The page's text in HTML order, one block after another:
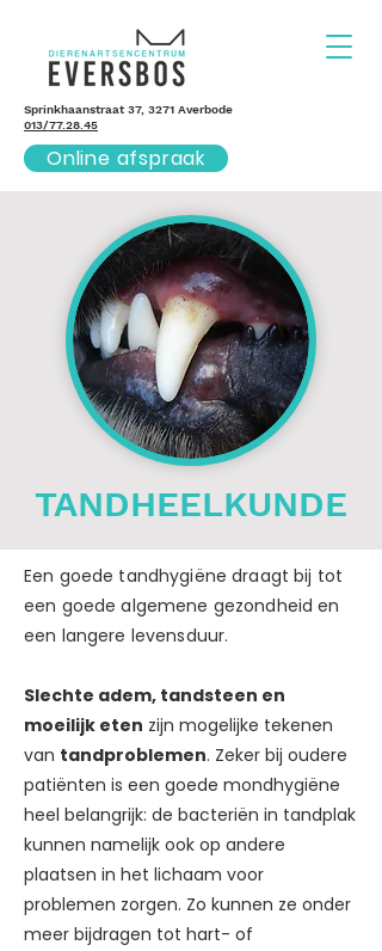
Sprinkhaanstraat 37, 3271 Averbode
013/77.28.45
Online afspraak
TANDHEELKUNDE
Een goede tandhygiëne draagt bij tot
een goede algemene gezondheid en
een langere levensduur.
Slechte adem, tandsteen en
moeilijk eten zijn mogelijke tekenen
van tandproblemen. Zeker bij oudere
patiënten is een goede mondhygiëne
heel belangrijk: de bacteriën in tandplak
kunnen namelijk ook op andere
plaatsen in het lichaam voor
problemen zorgen. Zo kunnen ze onder
meer bijdragen tot hart- of